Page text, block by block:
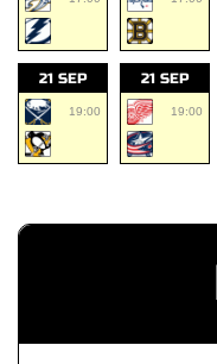
21 SEP
19:00
21 SEP
19:00